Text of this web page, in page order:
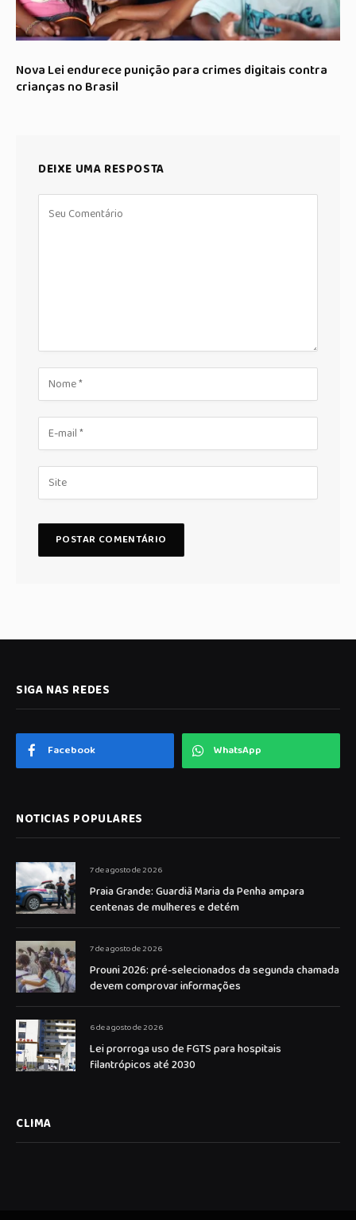
Nova Lei endurece punição para crimes digitais contra
crianças no Brasil
DEIXE UMA RESPOSTA
SIGA NAS REDES
Facebook WhatsApp
NOTICIAS POPULARES
7 de agosto de 2026
Praia Grande: Guardiã Maria da Penha ampara
centenas de mulheres e detém
7 de agosto de 2026
Prouni 2026: pré-selecionados da segunda chamada
devem comprovar informações
6 de agosto de 2026
Lei prorroga uso de FGTS para hospitais
filantrópicos até 2030
CLIMA